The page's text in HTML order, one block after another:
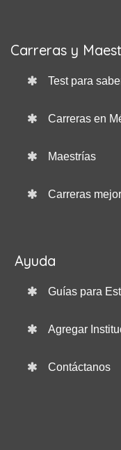
Carreras y
Test para
Carreras en
Maestrías
Carreras
Ayuda
Guías para
Agregar
Contáctanos